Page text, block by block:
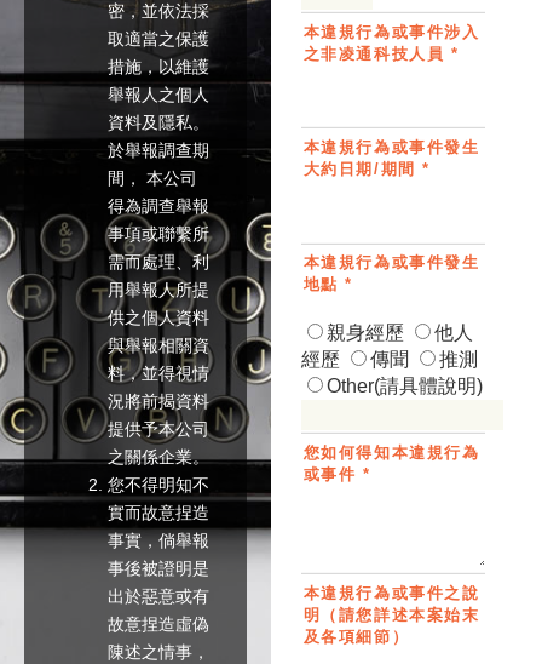
密，並依法採
取適當之保護
措施，以維護
舉報人之個人
資料及隱私。
於舉報調查期
間， 本公司
得為調查舉報
事項或聯繫所
需而處理、利
用舉報人所提
供之個人資料
與舉報相關資
料，並得視情
況將前揭資料
提供予本公司
之關係企業。
您不得明知不
實而故意捏造
事實，倘舉報
事後被證明是
出於惡意或有
故意捏造虛偽
陳述之情事，
本違規行為或事件涉入
之非凌通科技人員 *
本違規行為或事件發生
大約日期/期間 *
本違規行為或事件發生
地點 *
親身經歷
他人
經歷
傳聞
推測
Other(請具體說明)
您如何得知本違規行為
或事件 *
本違規行為或事件之說
明（請您詳述本案始末
及各項細節）